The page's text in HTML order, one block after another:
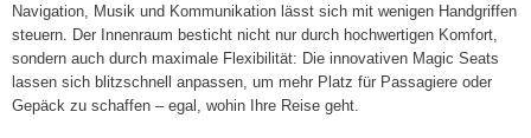
Navigation, Musik und Kommunikation lässt sich mit wenigen Handgriffen
steuern. Der Innenraum besticht nicht nur durch hochwertigen Komfort,
sondern auch durch maximale Flexibilität: Die innovativen Magic Seats
lassen sich blitzschnell anpassen, um mehr Platz für Passagiere oder
Gepäck zu schaffen – egal, wohin Ihre Reise geht.